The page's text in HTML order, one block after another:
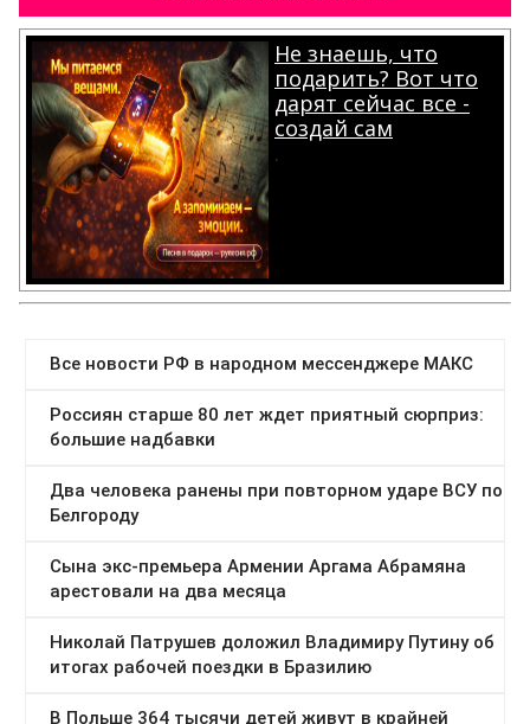
Не знаешь, что
подарить? Вот что
дарят сейчас все -
создай сам
.